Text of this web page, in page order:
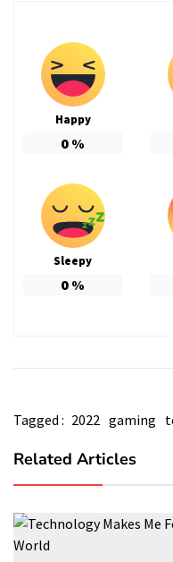
Happy
0 %
Sleepy
0 %
Tagged : 2022 gaming
Related Articles